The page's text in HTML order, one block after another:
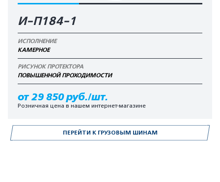
ПЕРЕЙТИ К ГРУЗОВЫМ ШИНАМ
И-П184-1
ИСПОЛНЕНИЕ
КАМЕРНОЕ
РИСУНОК ПРОТЕКТОРА
ПОВЫШЕННОЙ ПРОХОДИМОСТИ
от 29 850 руб./шт.
Розничная цена в нашем интернет-магазине